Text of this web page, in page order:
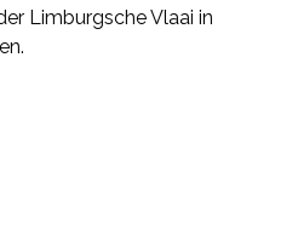
Limburgsche Vlaai in